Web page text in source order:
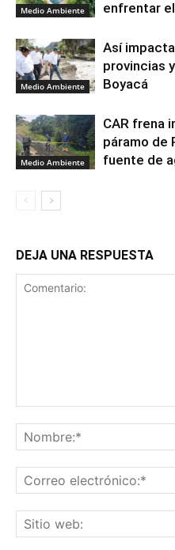
Medio Ambiente enfrentar
Medio Ambiente
Así
provincias
Boyacá
Medio Ambiente
CAR frena
páramo de
fuente de
DEJA UNA RESPUESTA